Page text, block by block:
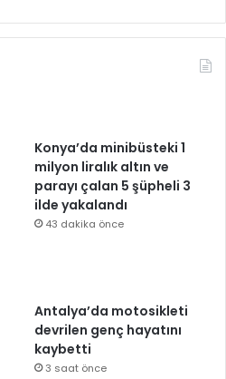
Konya’da minibüsteki 1
milyon liralık altın ve
parayı çalan 5 şüpheli 3
ilde yakalandı
43 dakika önce
Antalya’da motosikleti
devrilen genç hayatını
kaybetti
3 saat önce